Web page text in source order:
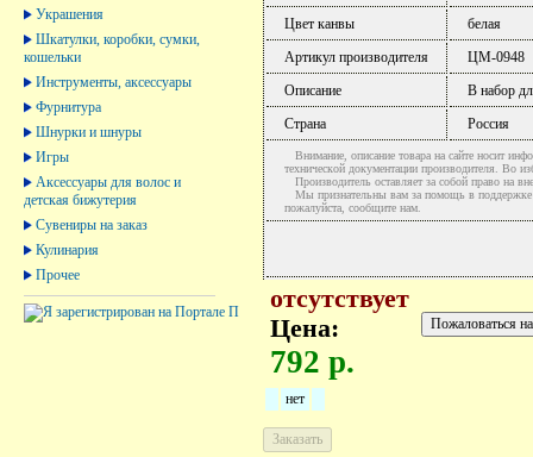
Украшения
Шкатулки, коробки, сумки,
кошельки
Инструменты, аксессуары
Фурнитура
Шнурки и шнуры
Игры
Аксессуары для волос и
детская бижутерия
Сувениры на заказ
Кулинария
Прочее
Цвет канвы
белая
Артикул производителя
ЦМ-0948
Описание
В набор
Страна
Россия
Внимание, описание товара на сайте носит
технической документации производителя. Во
Производитель оставляет за собой право на
Мы признательны вам за помощь в поддержке
пожалуйста, сообщите нам.
отсутствует
Цена:
792 р.
нет